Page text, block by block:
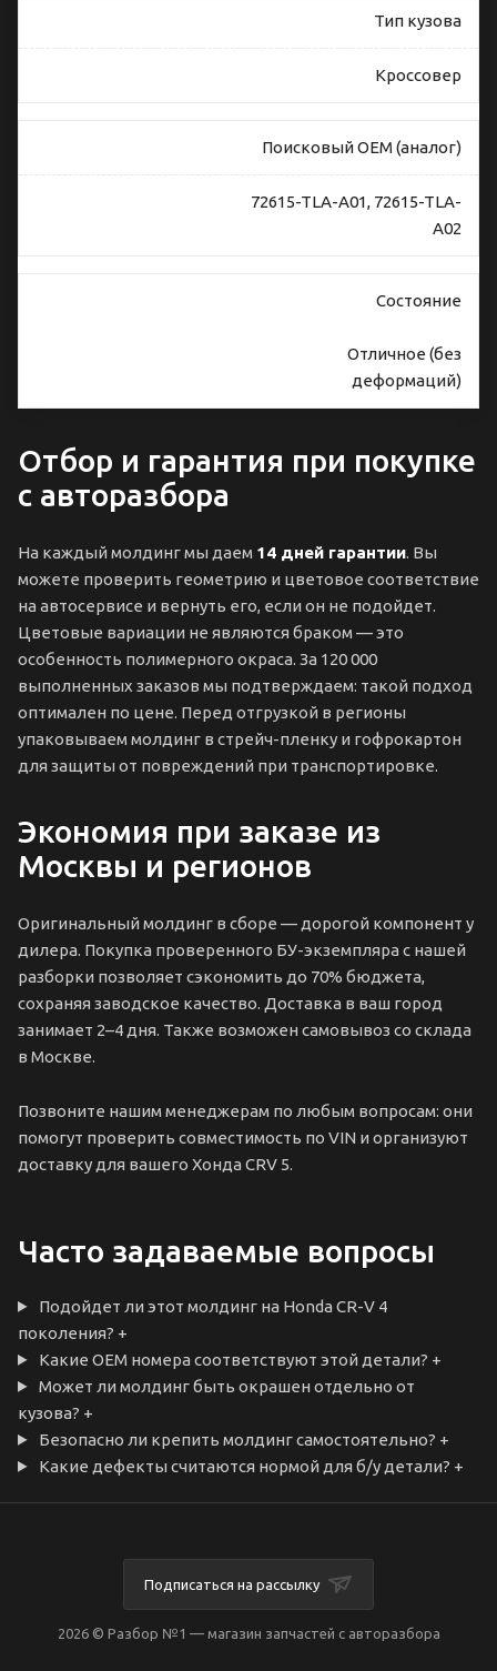
Тип кузова
Кроссовер
Поисковый OEM (аналог)
72615-TLA-A01, 72615-TLA-
A02
Состояние
Отличное (без
деформаций)
Отбор и гарантия при покупке
с авторазбора
На каждый молдинг мы даем 14 дней гарантии. Вы
можете проверить геометрию и цветовое соответствие
на автосервисе и вернуть его, если он не подойдет.
Цветовые вариации не являются браком — это
особенность полимерного окраса. За 120 000
выполненных заказов мы подтверждаем: такой подход
оптимален по цене. Перед отгрузкой в регионы
упаковываем молдинг в стрейч-пленку и гофрокартон
для защиты от повреждений при транспортировке.
Экономия при заказе из
Москвы и регионов
Оригинальный молдинг в сборе — дорогой компонент у
дилера. Покупка проверенного БУ-экземпляра с нашей
разборки позволяет сэкономить до 70% бюджета,
сохраняя заводское качество. Доставка в ваш город
занимает 2–4 дня. Также возможен самовывоз со склада
в Москве.
Позвоните нашим менеджерам по любым вопросам: они
помогут проверить совместимость по VIN и организуют
доставку для вашего Хонда CRV 5.
Часто задаваемые вопросы
Подойдет ли этот молдинг на Honda CR-V 4
поколения? +
Какие OEM номера соответствуют этой детали? +
Может ли молдинг быть окрашен отдельно от
кузова? +
Безопасно ли крепить молдинг самостоятельно? +
Какие дефекты считаются нормой для б/у детали? +
Подписаться на рассылку
2026 © Разбор №1 — магазин запчастей с авторазбора